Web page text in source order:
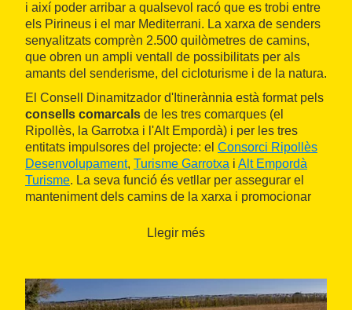
i així poder arribar a qualsevol racó que es trobi entre
els Pirineus i el mar Mediterrani. La xarxa de senders
senyalitzats comprèn 2.500 quilòmetres de camins,
que obren un ampli ventall de possibilitats per als
amants del senderisme, del cicloturisme i de la natura.
El Consell Dinamitzador d'Itinerànnia està format pels
consells comarcals de les tres comarques (el
Ripollès, la Garrotxa i l'Alt Empordà) i per les tres
entitats impulsores del projecte: el Consorci Ripollès
Desenvolupament, Turisme Garrotxa i Alt Empordà
Turisme. La seva funció és vetllar per assegurar el
manteniment dels camins de la xarxa i promocionar
destinació senderista de primer ordre.
Llegir més